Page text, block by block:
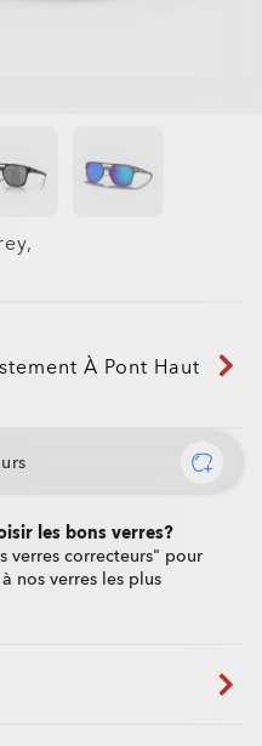
,
À Pont Haut
les bons verres?
verres correcteurs" pour
nos verres les plus